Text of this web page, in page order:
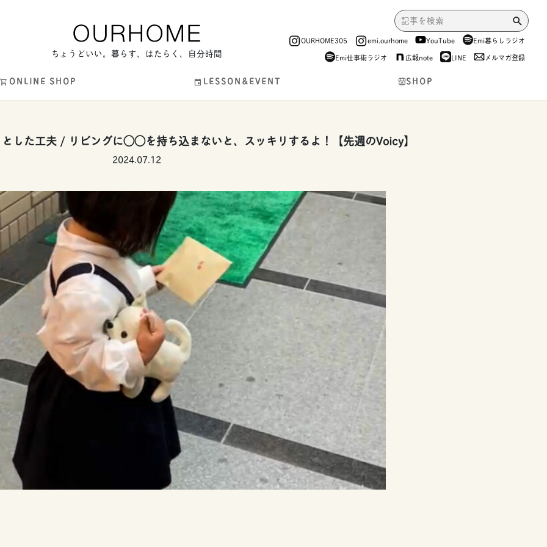
ちょうどいい。暮らす、はたらく、自分時間
OURHOME305 emi.ourhome YouTube
Emi暮らしラジオ
Emi仕事術ラジオ
広報note LINE メルマガ登録
ONLINE SHOP LESSON&EVENT SHOP
した工夫 / リビングに◯◯を持ち込まないと、スッキリするよ！【先週のVoicy】
2024.07.12